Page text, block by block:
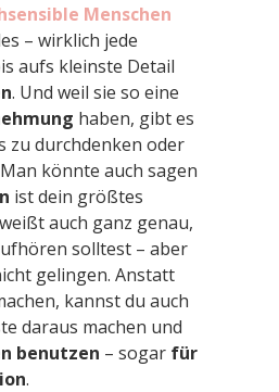
Menschen
– wirklich jede
aufs kleinste Detail
. Und weil sie so eine
haben, gibt es
zu durchdenken oder
könnte auch sagen
ist dein größtes
auch ganz genau,
solltest – aber
gelingen. Anstatt
kannst du auch
daraus machen und
benutzen – sogar für
.